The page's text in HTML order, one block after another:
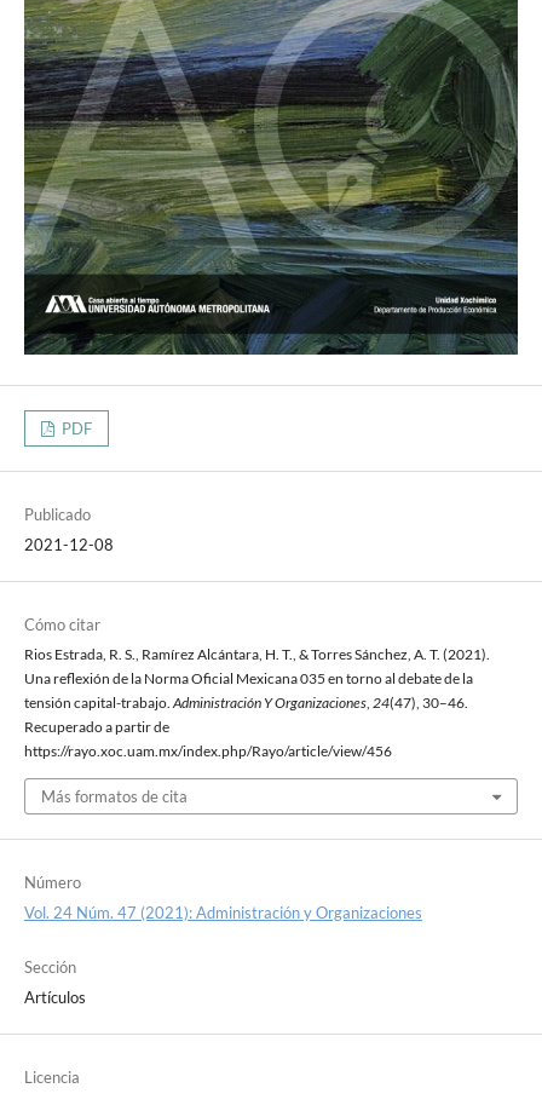
PDF
Publicado
2021-12-08
Cómo citar
Rios Estrada, R. S., Ramírez Alcántara, H. T., & Torres Sánchez, A. T. (2021).
Una reflexión de la Norma Oficial Mexicana 035 en torno al debate de la
tensión capital-trabajo. Administración Y Organizaciones 24(47), 30–46.
Recuperado a partir de
https://rayo.xoc.uam.mx/index.php/Rayo/article/view/456
Más formatos de cita
Número
Vol. 24 Núm. 47 (2021): Administración y Organizaciones
Sección
Artículos
Licencia